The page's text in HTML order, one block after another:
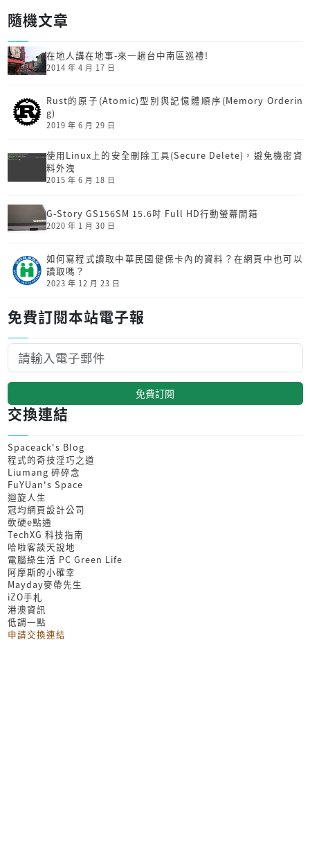
隨機文章
在地人講在地事-來一趟台中南區巡禮!
2014 年 4 月 17 日
Rust的原子(Atomic)型別與記憶體順序(Memory Orderin
g)
2019 年 6 月 29 日
使用Linux上的安全刪除工具(Secure Delete)，避免機密資
料外洩
2015 年 6 月 18 日
G-Story GS156SM 15.6吋 Full HD行動螢幕開箱
2020 年 1 月 30 日
如何寫程式讀取中華民國健保卡內的資料？在網頁中也可以
讀取嗎？
2023 年 12 月 23 日
免費訂閱本站電子報
免費訂閱
交換連結
Spaceack's Blog
程式的奇技淫巧之道
Liumang 碎碎念
FuYUan's Space
迴旋人生
冠均網頁設計公司
軟硬e點通
TechXG 科技指南
哈啦客談天說地
電腦綠生活 PC Green Life
阿摩斯的小確幸
Mayday麥帶先生
iZO手札
港澳資訊
低調一點
申請交換連結